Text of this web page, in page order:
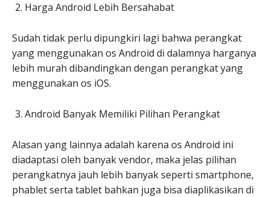
Harga Android Lebih Bersahabat
Sudah tidak perlu dipungkiri lagi bahwa perangkat
yang menggunakan os Android di dalamnya harganya
lebih murah dibandingkan dengan perangkat yang
menggunakan os iOS.
Android Banyak Memiliki Pilihan Perangkat
Alasan yang lainnya adalah karena os Android ini
diadaptasi oleh banyak vendor, maka jelas pilihan
perangkatnya jauh lebih banyak seperti smartphone,
phablet serta tablet bahkan juga bisa diaplikasikan di